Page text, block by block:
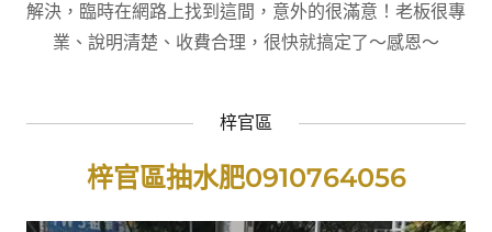
解決，臨時在網路上找到這間，意外的很滿意！老板很專
業、說明清楚、收費合理，很快就搞定了～感恩～
梓官區
梓官區抽水肥0910764056